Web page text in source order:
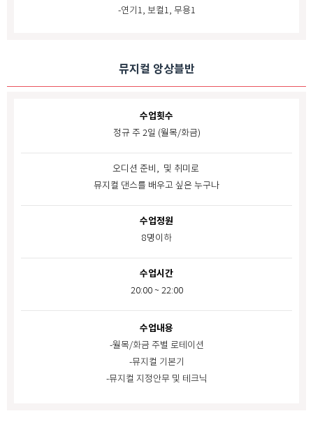
-연기1, 보컬1, 무용1
뮤지컬 앙상블반
수업횟수
정규 주 2일 (월목/화금)
오디션 준비, 및 취미로
뮤지컬 댄스를 배우고 싶은 누구나
수업정원
8명이하
수업시간
20:00 ~ 22:00
수업내용
-월목/화금 주별 로테이션
-뮤지컬 기본기
-뮤지컬 지정안무 및 테크닉